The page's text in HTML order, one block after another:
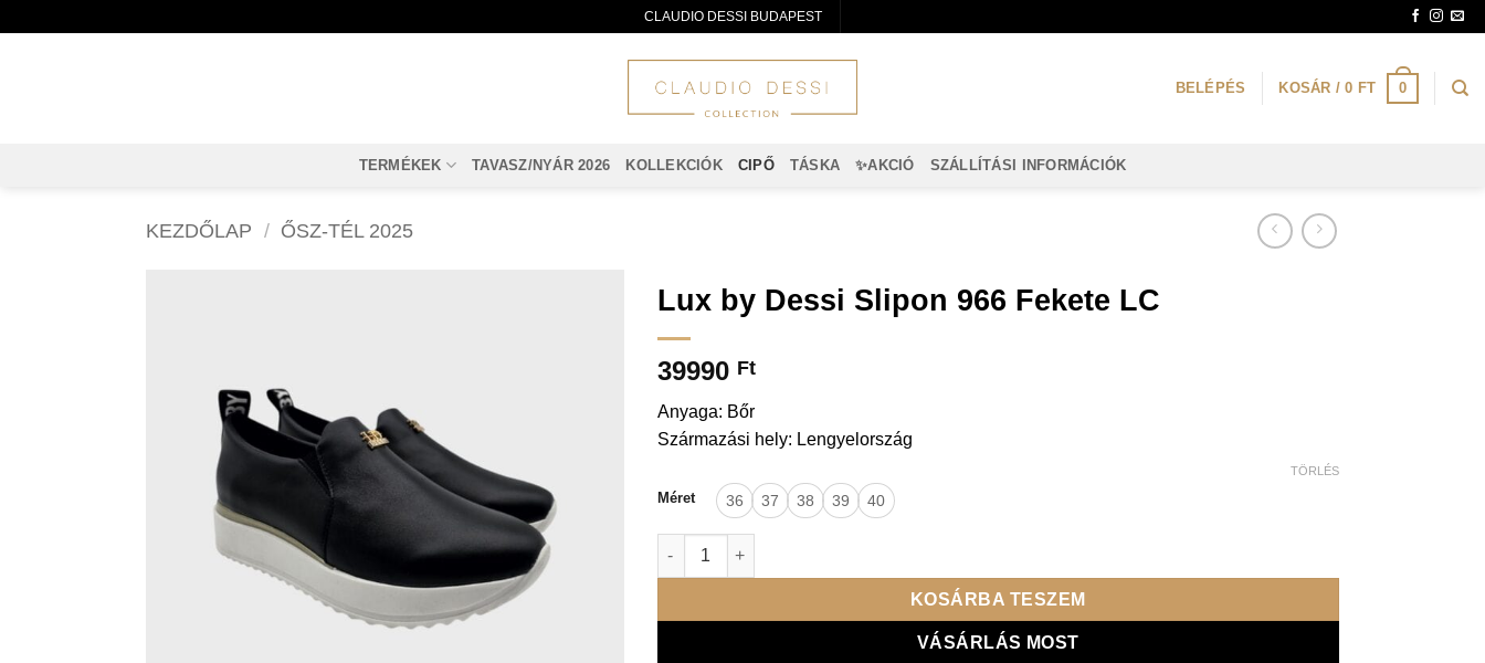
CLAUDIO DESSI BUDAPEST
BELÉPÉS KOSÁR /0 FT 0
TERMÉKEK TAVASZ/NYÁR 2026 KOLLEKCIÓK CIPŐ TÁSKA ✨AKCIÓ SZÁLLÍTÁSI INFORMÁCIÓK
KEZDŐLAP / ŐSZ-TÉL 2025
Lux by Dessi Slipon 966 Fekete LC
39990 Ft
Anyaga: Bőr
Származási hely: Lengyelország
Méret 36 37 38 39 40
TÖRLÉS
Lux by Dessi Slipon 966 Fekete LC mennyiség
KOSÁRBA TESZEM
VÁSÁRLÁS MOST